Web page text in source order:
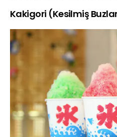
Kakigori (Kesilmiş